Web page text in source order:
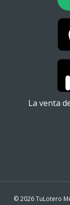
La venta
© 2026 TuLotero